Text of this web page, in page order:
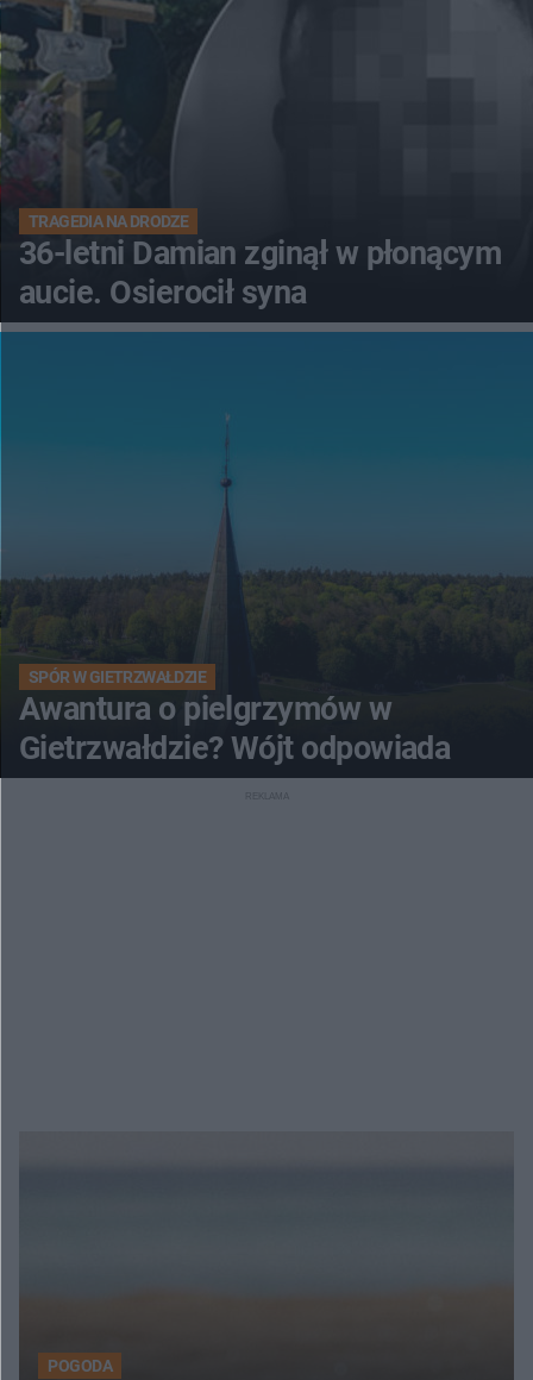
TRAGEDIA NA DRODZE
36-letni Damian zginął w płonącym
aucie. Osierocił syna
SPÓR W GIETRZWAŁDZIE
Awantura o pielgrzymów w
Gietrzwałdzie? Wójt odpowiada
POGODA